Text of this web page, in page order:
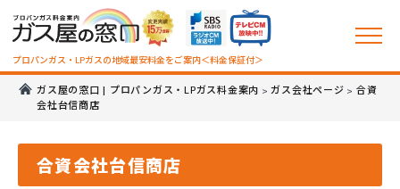
プロパンガス・LPガスの地域最安料金をご案内＜料金保証付＞
ガス屋の窓口 | プロパンガス・LPガス料金案内 >ガス会社ページ > 合資
会社台信商店
合資会社台信商店